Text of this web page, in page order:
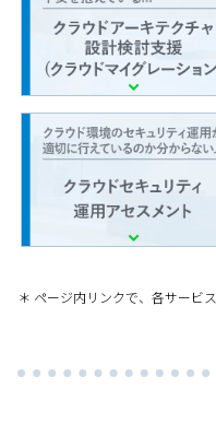
＊ ページ内リンクで、各サービ